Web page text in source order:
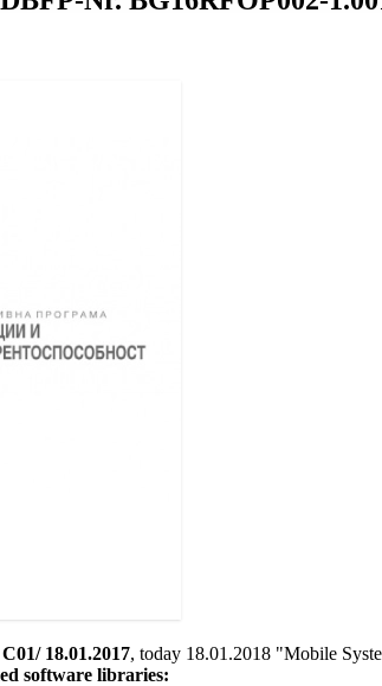
18.01.2017, today 18.01.2018 "Mobile
software libraries: